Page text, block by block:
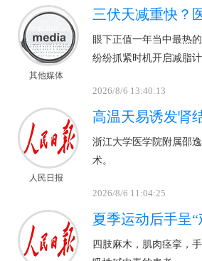
其他媒体
三伏天减重快？
眼下正值一年当中最热
纷纷抓紧时机开启减脂计
2026/8/6 13:40:13
人民日报
高温天易诱发肾
浙江大学医学院附属邵
术。
2026/8/6 11:04:25
夏季运动后手呈
四肢麻木，肌肉痉挛，